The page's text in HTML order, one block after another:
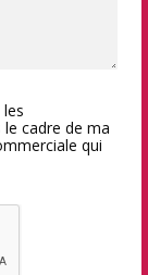
cadre de ma
qui